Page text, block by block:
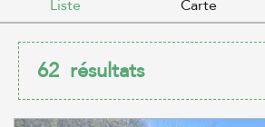
Liste Carte
62 résultats